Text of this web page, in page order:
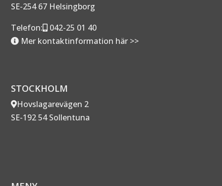
SE-254 67 Helsingborg
Telefon:
042-25 01 40
Mer kontaktinformation här >>
STOCKHOLM
Hovslagarevägen 2
SE-192 54 Sollentuna